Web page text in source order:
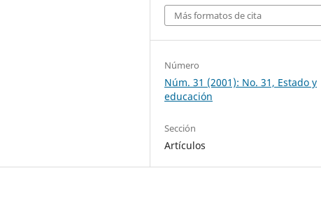
Más formatos de cita
Número
Núm. 31 (2001): No. 31, Estado y
educación
Sección
Artículos